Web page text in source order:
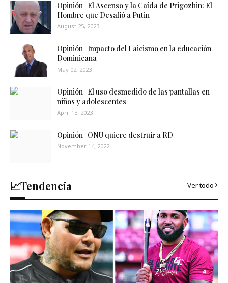
Opinión | El Ascenso y la Caída de Prigozhin: El
Hombre que Desafió a Putin
August 25, 2023
Opinión | Impacto del Laicismo en la educación
Dominicana
May 02, 2023
Opinión | El uso desmedido de las pantallas en
niños y adolescentes
April 13, 2023
Opinión | ONU quiere destruir a RD
November 14, 2022
📈Tendencia Ver todo